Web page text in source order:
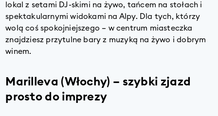
lokal z setami DJ-skimi na żywo, tańcem na stołach i
spektakularnymi widokami na Alpy. Dla tych, którzy
wolą coś spokojniejszego – w centrum miasteczka
znajdziesz przytulne bary z muzyką na żywo i dobrym
winem.
Marilleva (Włochy) – szybki zjazd
prosto do imprezy